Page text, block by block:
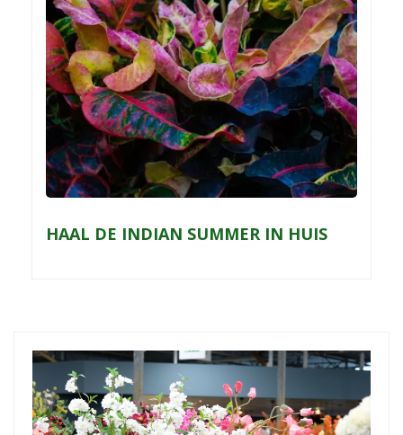
HAAL DE INDIAN SUMMER IN HUIS